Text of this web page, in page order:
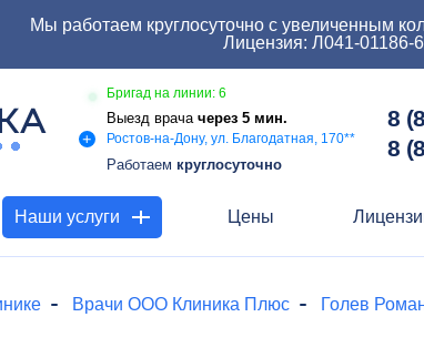
Мы работаем круглосуточно с увеличенным
Лицензия: Л041-01186-
Бригад на линии: 6
Выезд врачачерез 5 мин.
Ростов-на-Дону, ул. Благодатная, 170**
Работаем круглосуточно
8
8
Наши услуги Цены
Врачи ООО Клиника Плюс Голев